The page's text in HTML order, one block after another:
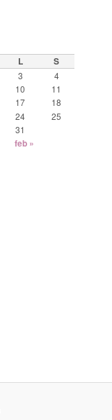
L S
3
4
10
11
17
18
24
25
31
feb »